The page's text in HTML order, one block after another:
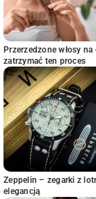
Przerzedzone włosy
zatrzymać ten proces
Zeppelin – zegarki z
elegancją